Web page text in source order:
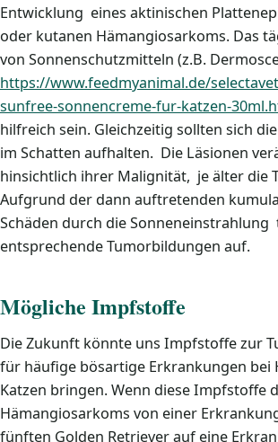
Entwicklung eines aktinischen
oder kutanen Hämangiosarkoms. Das
von Sonnenschutzmitteln (z.B.
https://www.feedmyanimal.de/
sunfree-sonnencreme-fur-katzen-
hilfreich sein. Gleichzeitig sollten sich
im Schatten aufhalten. Die Läsionen
hinsichtlich ihrer Malignität, je älter die
Aufgrund der dann auftretenden
Schäden durch die Sonneneinstrahlung
entsprechende Tumorbildungen auf.
Mögliche Impfstoffe
Die Zukunft könnte uns Impfstoffe zur
für häufige bösartige Erkrankungen bei
Katzen bringen. Wenn diese Impfstoffe
Hämangiosarkoms von einer
fünften Golden Retriever auf eine